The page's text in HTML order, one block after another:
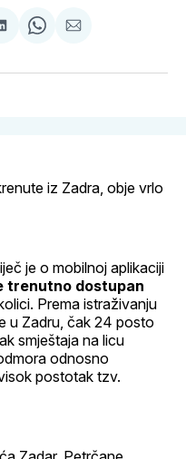
podijeliSharepodijeli
iz Zadra, obje vrlo
je o mobilnoj aplikaciji
trenutno dostupan
Prema istraživanju
u Zadru, čak 24 posto
smještaja na licu
odnosno
postotak tzv.